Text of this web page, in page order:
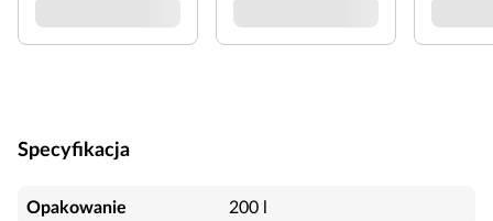
Specyfikacja
Opakowanie 200 l